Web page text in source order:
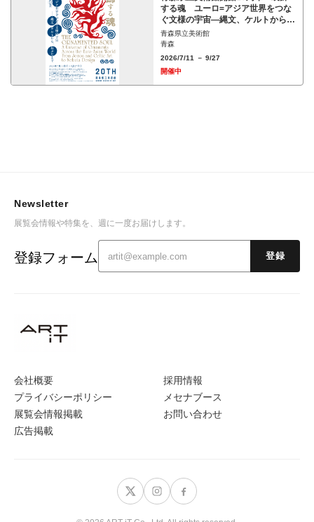
する魂 ユーロ=アジア世界をつな
ぐ文様の宇宙―縄文、ケルトから、
ねぶたまで」展
青森県立美術館
青森
2026/7/11 － 9/27
開催中
会社概要
プライバシーポリシー
展覧会情報掲載
広告掲載
採用情報
メセナブース
お問い合わせ
Newsletter
展覧会情報や特集を、週に一度お届けします。
登録フォーム 登録